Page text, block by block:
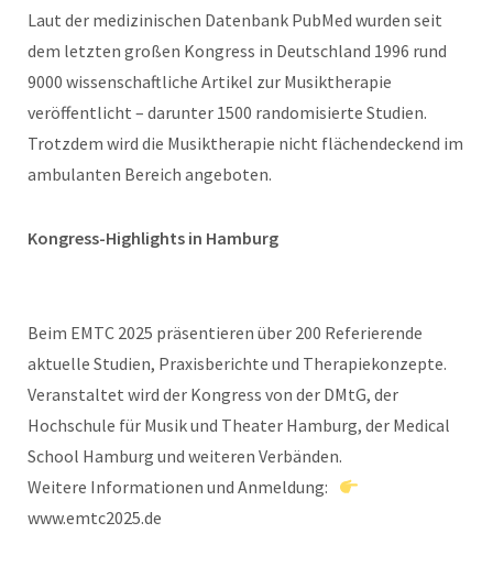
Laut der medizinischen Datenbank PubMed wurden seit
dem letzten großen Kongress in Deutschland 1996 rund
9000 wissenschaftliche Artikel zur Musiktherapie
veröffentlicht – darunter 1500 randomisierte Studien.
Trotzdem wird die Musiktherapie nicht flächendeckend im
ambulanten Bereich angeboten.
Kongress-Highlights in Hamburg
Beim EMTC 2025 präsentieren über 200 Referierende
aktuelle Studien, Praxisberichte und Therapiekonzepte.
Veranstaltet wird der Kongress von der DMtG, der
Hochschule für Musik und Theater Hamburg, der Medical
School Hamburg und weiteren Verbänden.
Weitere Informationen und Anmeldung:
www.emtc2025.de